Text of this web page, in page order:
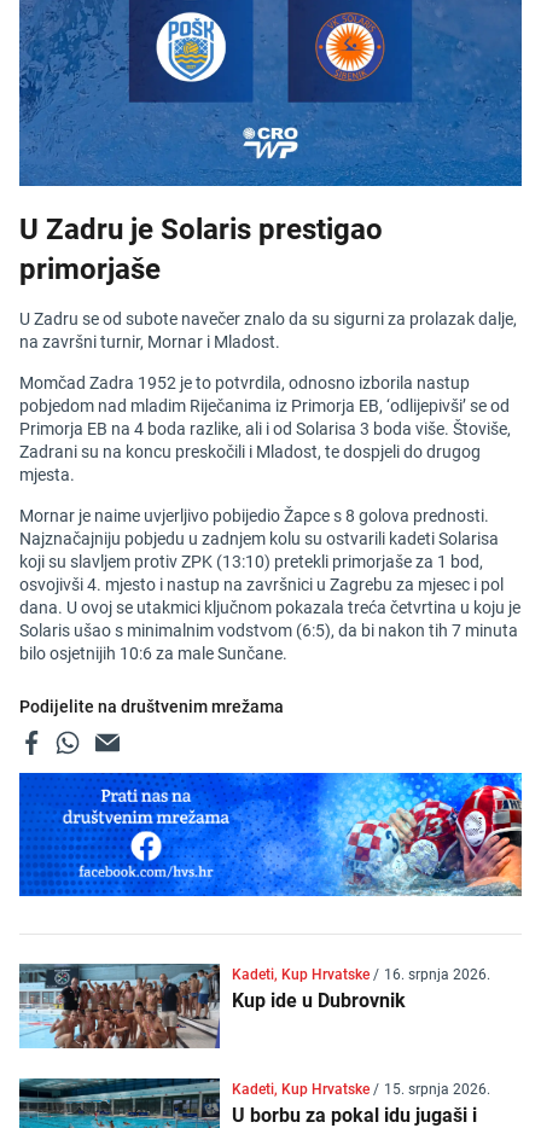
U Zadru je Solaris prestigao
primorjaše
U Zadru se od subote navečer znalo da su sigurni za prolazak dalje,
na završni turnir, Mornar i Mladost.
Momčad Zadra 1952 je to potvrdila, odnosno izborila nastup
pobjedom nad mladim Riječanima iz Primorja EB, ‘odlijepivši’ se od
Primorja EB na 4 boda razlike, ali i od Solarisa 3 boda više. Štoviše,
Zadrani su na koncu preskočili i Mladost, te dospjeli do drugog
mjesta.
Mornar je naime uvjerljivo pobijedio Žapce s 8 golova prednosti.
Najznačajniju pobjedu u zadnjem kolu su ostvarili kadeti Solarisa
koji su slavljem protiv ZPK (13:10) pretekli primorjaše za 1 bod,
osvojivši 4. mjesto i nastup na završnici u Zagrebu za mjesec i pol
dana. U ovoj se utakmici ključnom pokazala treća četvrtina u koju je
Solaris ušao s minimalnim vodstvom (6:5), da bi nakon tih 7 minuta
bilo osjetnijih 10:6 za male Sunčane.
Podijelite na društvenim mrežama
Kadeti, Kup Hrvatske/ 16. srpnja 2026.
Kup ide u Dubrovnik
Kadeti, Kup Hrvatske/ 15. srpnja 2026.
U borbu za pokal idu jugaši i